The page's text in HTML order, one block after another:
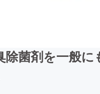
菌剤を一般